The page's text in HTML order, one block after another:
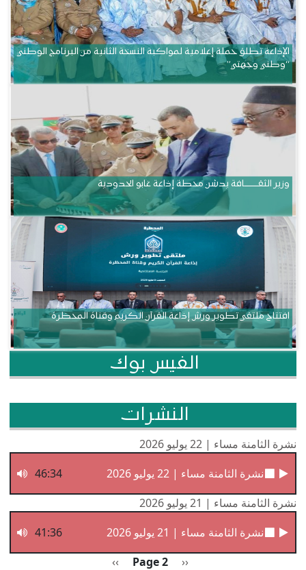
الإذاعة تطلق حملة إعلامية لمواكبة النسخة الثانية من البرنامج الوطني
“وطني وجهتي”
وزير الثقــــــــــافة يدشن محطة إذاعة غابو الحدودية
افتتاح ملتقى تطوير ورش إذاعة القرآن الكريم وقناة المحظرة
الفيس بوك
النشرات
نشرة الثامنة مساء | 22 يوليو 2026
نشرة الثامنة مساء | 22 يوليو 2026
46:34
نشرة الثامنة مساء | 21 يوليو 2026
نشرة الثامنة مساء | 21 يوليو 2026
41:36
Previous page
‹‹
Page 2 الصفحة التالية
››